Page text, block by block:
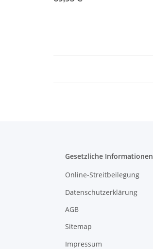
Gesetzliche Informationen
Online-Streitbeilegung
Datenschutzerklärung
AGB
Sitemap
Impressum